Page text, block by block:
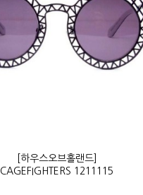
[하우스오브홀랜드]
CAGEFIGHTERS 1211115